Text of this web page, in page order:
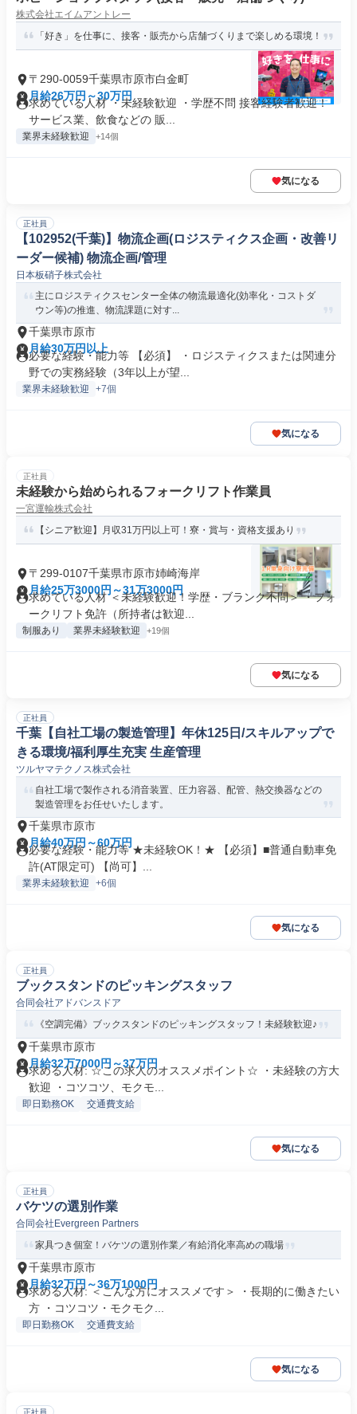
株式会社エイムアントレー
「好き」を仕事に、接客・販売から店舗づくりまで楽しめる環境！
〒290-0059千葉県市原市白金町
月給26万円～30万円
求めている人材 ・未経験歓迎 ・学歴不問 接客経験者歓迎！
サービス業、飲食などの 販...
業界未経験歓迎 +14個
気になる
正社員
【102952(千葉)】物流企画(ロジスティクス企画・改善リ
ーダー候補) 物流企画/管理
日本板硝子株式会社
主にロジスティクスセンター全体の物流最適化(効率化・コストダ
ウン等)の推進、物流課題に対す...
千葉県市原市
月給30万円以上
必要な経験・能力等 【必須】 ・ロジスティクスまたは関連分
野での実務経験（3年以上が望...
業界未経験歓迎 +7個
気になる
正社員
未経験から始められるフォークリフト作業員
一宮運輸株式会社
【シニア歓迎】月収31万円以上可！寮・賞与・資格支援あり
〒299-0107千葉県市原市姉崎海岸
月給25万3000円～31万3000円
求めている人材 ＜未経験歓迎！学歴・ブランク不問＞ ・フォ
ークリフト免許（所持者は歓迎...
制服あり 業界未経験歓迎 +19個
気になる
正社員
千葉【自社工場の製造管理】年休125日/スキルアップで
きる環境/福利厚生充実 生産管理
ツルヤマテクノス株式会社
自社工場で製作される消音装置、圧力容器、配管、熱交換器などの
製造管理をお任せいたします。
千葉県市原市
月給40万円～60万円
必要な経験・能力等 ★未経験OK！★ 【必須】■普通自動車免
許(AT限定可) 【尚可】...
業界未経験歓迎 +6個
気になる
正社員
ブックスタンドのピッキングスタッフ
合同会社アドバンスドア
《空調完備》ブックスタンドのピッキングスタッフ！未経験歓迎♪
千葉県市原市
月給32万7000円～37万円
求める人材: ☆この求人のオススメポイント☆ ・未経験の方大
歓迎 ・コツコツ、モクモ...
即日勤務OK 交通費支給
気になる
正社員
バケツの選別作業
合同会社Evergreen Partners
家具つき個室！バケツの選別作業／有給消化率高めの職場
千葉県市原市
月給32万円～36万1000円
求める人材: ＜こんな方にオススメです＞ ・長期的に働きたい
方 ・コツコツ・モクモク...
即日勤務OK 交通費支給
気になる
正社員